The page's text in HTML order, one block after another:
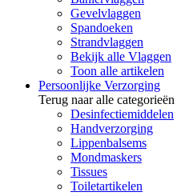
Gevelvlaggen
Spandoeken
Strandvlaggen
Bekijk alle Vlaggen
Toon alle artikelen
Persoonlijke Verzorging
Terug naar alle categorieën
Desinfectiemiddelen
Handverzorging
Lippenbalsems
Mondmaskers
Tissues
Toiletartikelen